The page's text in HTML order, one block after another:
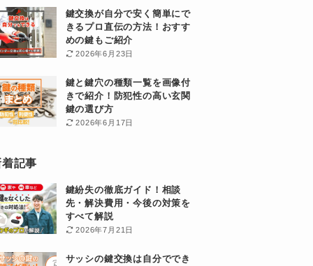
鍵交換が自分で安く簡単にで
きるプロ直伝の方法！おすす
めの鍵もご紹介
2026年6月23日
鍵と鍵穴の種類一覧を画像付
きで紹介！防犯性の高い玄関
鍵の選び方
2026年6月17日
記事
鍵紛失の徹底ガイド！相談
先・解決費用・今後の対策を
すべて解説
2026年7月21日
サッシの鍵交換は自分ででき